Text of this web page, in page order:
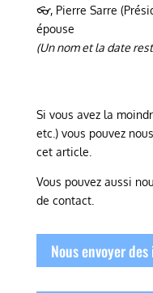
👓, Pierre Sarre
épouse
(Un nom et la date
Si vous avez la
etc.) vous pouvez
cet article.
Vous pouvez aussi
de contact.
Nous envoyer